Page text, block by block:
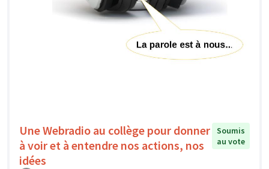
Une Webradio au collège pour donner
à voir et à entendre nos actions, nos
idées
Soumis
au vote